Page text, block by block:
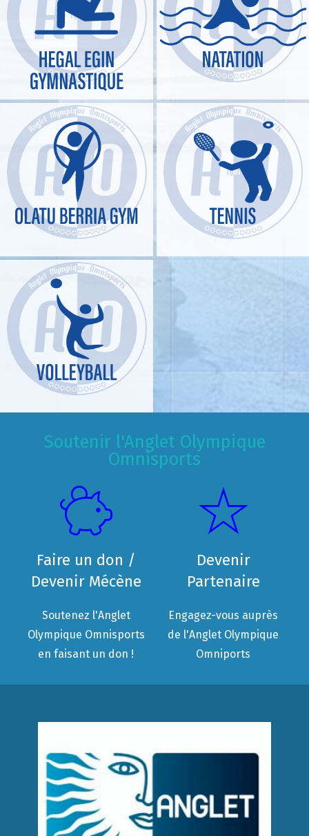
Soutenir l'Anglet Olympique
Omnisports
Faire un don /
Devenir Mécène
Soutenez l'Anglet
Olympique Omnisports
en faisant un don !
Devenir
Partenaire
Engagez-vous auprès
de l'Anglet Olympique
Omniports